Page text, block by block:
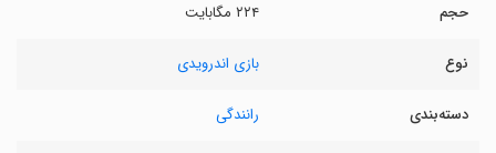
حجم ۲۲۴ مگابایت
نوع بازی اندرویدی
دسته‌بندی رانندگی